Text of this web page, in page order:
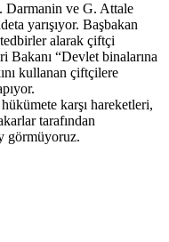
Darmanin ve G. Attale
yarışıyor. Başbakan
alarak çiftçi
Bakanı “Devlet binalarına
kullanan çiftçilere
karşı hareketleri,
tarafından
görmüyoruz.